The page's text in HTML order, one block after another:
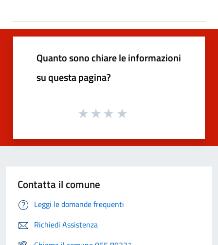
Quanto sono chiare le informazioni
su questa pagina?
Contatta il comune
Leggi le domande frequenti
Richiedi Assistenza